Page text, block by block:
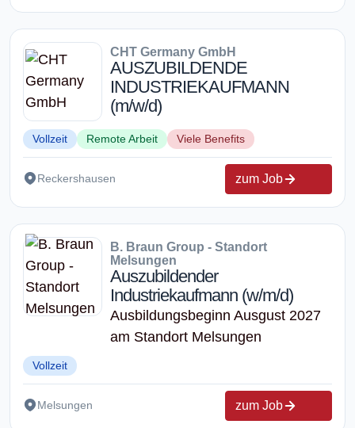
CHT Germany GmbH
AUSZUBILDENDE
INDUSTRIEKAUFMANN
(m/w/d)
Vollzeit Remote Arbeit Viele Benefits
Reckershausen zum Job
B. Braun Group - Standort
Melsungen
Auszubildender
Industriekaufmann (w/m/d)
Ausbildungsbeginn Ausgust 2027
am Standort Melsungen
Vollzeit
Melsungen zum Job